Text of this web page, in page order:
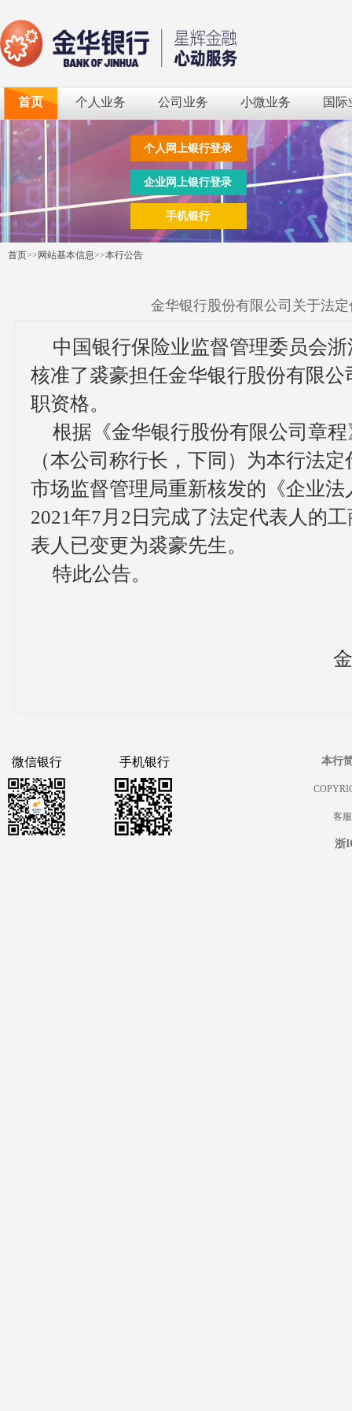
首页 个人业务 公司业务 小微业务 国际
个人网上银行登录
企业网上银行登录
手机银行
首页>> 网站基本信息>>本行公告
金华银行股份有限公司关于法
中国银行保险业监督管理委员会
核准了裘豪担任金华银行股份有限公
职资格。
根据《金华银行股份有限公司章
（本公司称行长，下同）为本行法
市场监督管理局重新核发的《企业
2021年7月2日完成了法定代表人的
表人已变更为裘豪先生。
特此公告。
微信银行 手机银行 本行
客
浙